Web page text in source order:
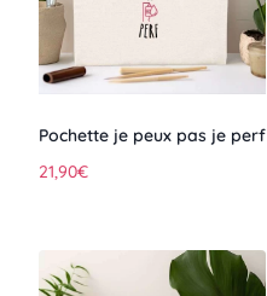
Pochette je peux pas je perf
21,90€